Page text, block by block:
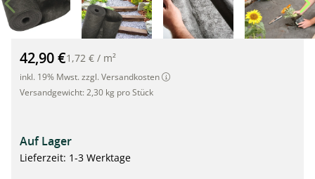
PREMIUM Unkrautvlies 1 x 25m Rolle, 90g/m² dunkelgrau"
42,90 €1,72 € / m²
inkl. 19% Mwst. zzgl. Versandkosten
Versandgewicht: 2,30 kg pro Stück
Auf Lager
Lieferzeit: 1-3 Werktage